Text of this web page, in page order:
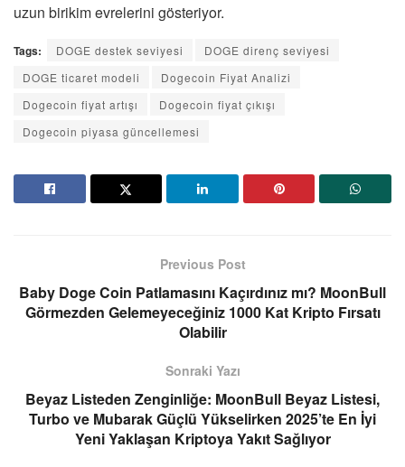
uzun birikim evrelerini gösteriyor.
Tags: DOGE destek seviyesi
DOGE direnç seviyesi
DOGE ticaret modeli
Dogecoin Fiyat Analizi
Dogecoin fiyat artışı
Dogecoin fiyat çıkışı
Dogecoin piyasa güncellemesi
Previous Post
Baby Doge Coin Patlamasını Kaçırdınız mı? MoonBull
Görmezden Gelemeyeceğiniz 1000 Kat Kripto Fırsatı
Olabilir
Sonraki Yazı
Beyaz Listeden Zenginliğe: MoonBull Beyaz Listesi,
Turbo ve Mubarak Güçlü Yükselirken 2025’te En İyi
Yeni Yaklaşan Kriptoya Yakıt Sağlıyor